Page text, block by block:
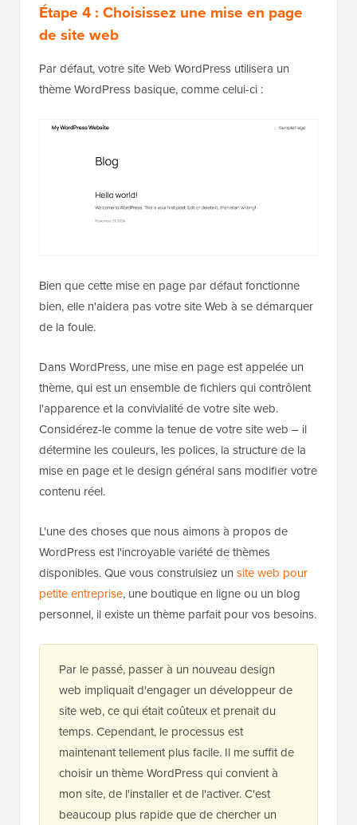
Étape 4 : Choisissez une mise en page
de site web
Par défaut, votre site Web WordPress utilisera un
thème WordPress basique, comme celui-ci :
Bien que cette mise en page par défaut fonctionne
bien, elle n'aidera pas votre site Web à se démarquer
de la foule.
Dans WordPress, une mise en page est appelée un
thème, qui est un ensemble de fichiers qui contrôlent
l'apparence et la convivialité de votre site web.
Considérez-le comme la tenue de votre site web – il
détermine les couleurs, les polices, la structure de la
mise en page et le design général sans modifier votre
contenu réel.
L'une des choses que nous aimons à propos de
WordPress est l'incroyable variété de thèmes
disponibles. Que vous construisiez un site web pour
petite entreprise, une boutique en ligne ou un blog
personnel, il existe un thème parfait pour vos besoins.
Par le passé, passer à un nouveau design
web impliquait d'engager un développeur de
site web, ce qui était coûteux et prenait du
temps. Cependant, le processus est
maintenant tellement plus facile. Il me suffit de
choisir un thème WordPress qui convient à
mon site, de l'installer et de l'activer. C'est
beaucoup plus rapide que de chercher un